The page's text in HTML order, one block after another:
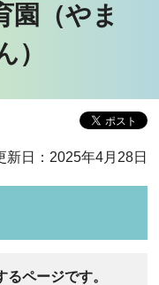
園（やま
）
新日：2025年4月28日
るページです。